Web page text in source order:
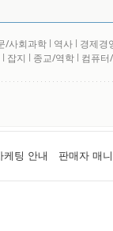
/사회과학 l 역사 l 경제경
l 잡지 l 종교/역학 l 컴퓨터
케팅 안내 판매자 매